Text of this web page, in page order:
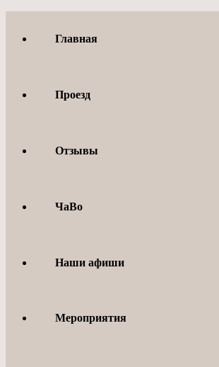
содержимомуГлавная
Проезд
Отзывы
ЧаВо
Наши афиши
Мероприятия